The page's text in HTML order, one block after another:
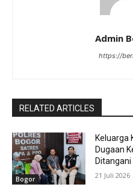
Admin
https://
RELATED ARTICLES
Bogor
Keluarga
Dugaan
21 Juli 2026